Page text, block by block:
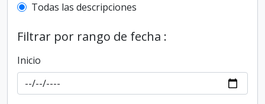
Todas las descripciones
Filtrar por rango de fecha :
Inicio